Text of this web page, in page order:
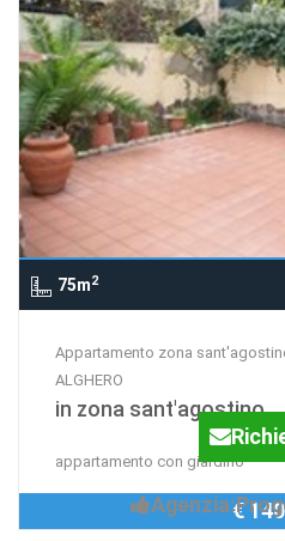
75m2
Appartamento zona
ALGHERO
in zona sant'agostino
appartamento con giardino
€